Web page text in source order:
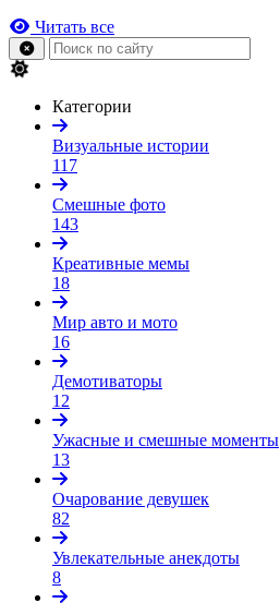
Читать все
Категории
Визуальные истории
117
Смешные фото
143
Креативные мемы
18
Мир авто и мото
16
Демотиваторы
12
Ужасные и смешные моменты
13
Очарование девушек
82
Увлекательные анекдоты
8